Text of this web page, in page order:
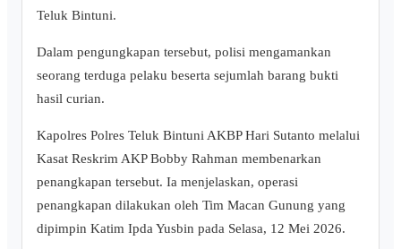
Teluk Bintuni.
Dalam pengungkapan tersebut, polisi mengamankan
seorang terduga pelaku beserta sejumlah barang bukti
hasil curian.
Kapolres Polres Teluk Bintuni AKBP Hari Sutanto melalui
Kasat Reskrim AKP Bobby Rahman membenarkan
penangkapan tersebut. Ia menjelaskan, operasi
penangkapan dilakukan oleh Tim Macan Gunung yang
dipimpin Katim Ipda Yusbin pada Selasa, 12 Mei 2026.